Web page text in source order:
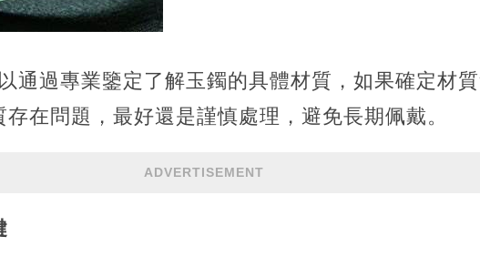
通過專業鑒定了解玉鐲的具體材質，如果確定材
在問題，最好還是謹慎處理，避免長期佩戴。
ADVERTISEMENT